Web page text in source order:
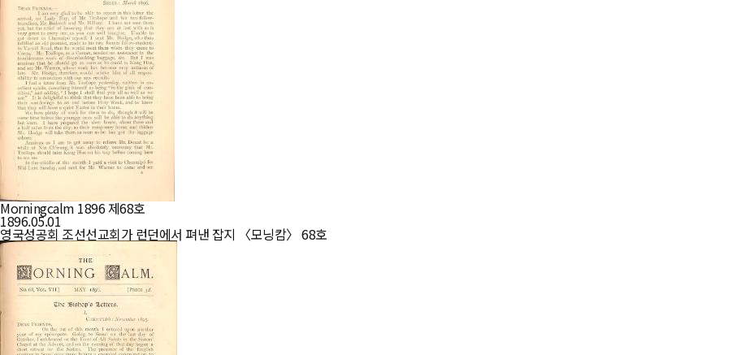
Morningcalm 1896 제68호
1896.05.01
영국성공회 조선선교회가 런던에서 펴낸 잡지 〈모닝캄〉 68호